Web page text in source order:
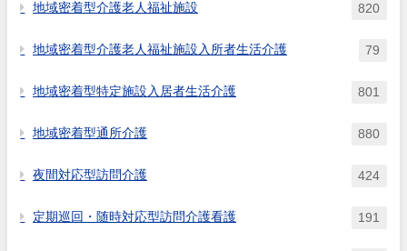
地域密着型介護老人福祉施設 820
地域密着型介護老人福祉施設入所者生活介護 79
地域密着型特定施設入居者生活介護 801
地域密着型通所介護 880
夜間対応型訪問介護 424
定期巡回・随時対応型訪問介護看護 191